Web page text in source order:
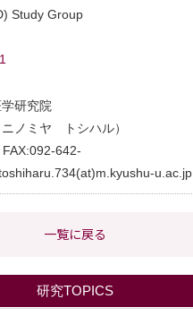
Study Group
研究院
ノミヤ トシハル）
FAX:092-642-
u.ac.jp
一覧に戻る
研究TOPICS